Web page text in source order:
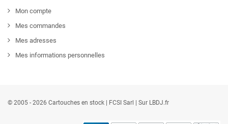
Mon compte
Mes commandes
Mes adresses
Mes informations personnelles
© 2005 - 2026 Cartouches en stock | FCSI Sarl | Sur LBDJ.fr